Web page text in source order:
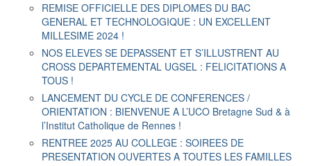
REMISE OFFICIELLE DES DIPLOMES DU BAC
GENERAL ET TECHNOLOGIQUE : UN EXCELLENT
MILLESIME 2024 !
NOS ELEVES SE DEPASSENT ET S’ILLUSTRENT AU
CROSS DEPARTEMENTAL UGSEL : FELICITATIONS A
TOUS !
LANCEMENT DU CYCLE DE CONFERENCES /
ORIENTATION : BIENVENUE A L’UCO Bretagne Sud & à
l’Institut Catholique de Rennes !
RENTREE 2025 AU COLLEGE : SOIREES DE
PRESENTATION OUVERTES A TOUTES LES FAMILLES